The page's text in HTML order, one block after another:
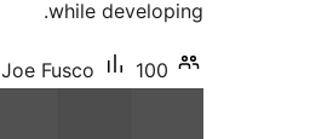
while developing.
Joe Fusco 100+ התקנות פעילות